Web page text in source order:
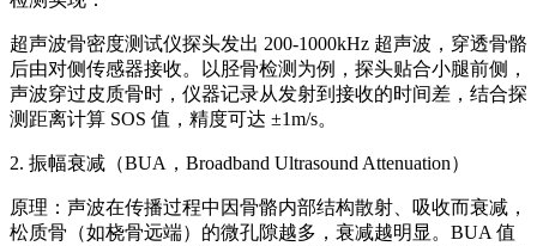
超声波骨密度测试仪探头发出 200-1000kHz 超声波，穿透骨骼
后由对侧传感器接收。以胫骨检测为例，探头贴合小腿前侧，
声波穿过皮质骨时，仪器记录从发射到接收的时间差，结合探
测距离计算 SOS 值，精度可达 ±1m/s。
2. 振幅衰减（BUA，Broadband Ultrasound Attenuation）
原理：声波在传播过程中因骨骼内部结构散射、吸收而衰减，
松质骨（如桡骨远端）的微孔隙越多，衰减越明显。BUA 值